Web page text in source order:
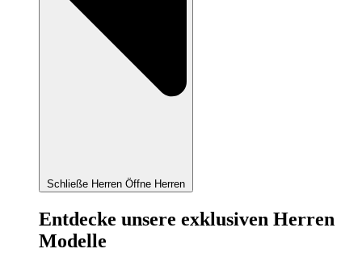
Schließe Herren Öffne Herren
Entdecke unsere exklusiven Herren
Modelle